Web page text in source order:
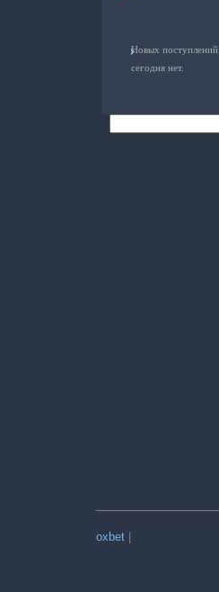
Новых поступлений
сегодня нет.
oxbet